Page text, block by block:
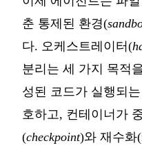
춘 통제된 환경(
다. 오케스트레이터(
분리는 세 가지 목적
성된 코드가 실행되
호하고, 컨테이너가
(checkpoint)와 재수화